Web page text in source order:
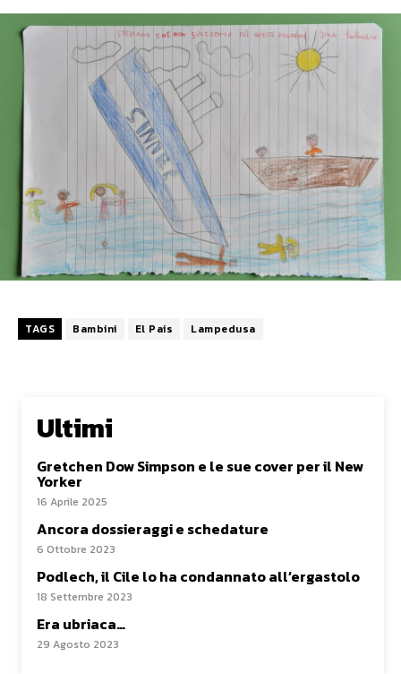
TAGS Bambini El Pais Lampedusa
Ultimi
Gretchen Dow Simpson e le sue cover per il New
Yorker
16 Aprile 2025
Ancora dossieraggi e schedature
6 Ottobre 2023
Podlech, il Cile lo ha condannato all’ergastolo
18 Settembre 2023
Era ubriaca…
29 Agosto 2023